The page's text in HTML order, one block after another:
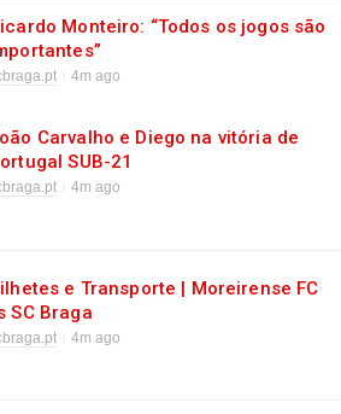
Monteiro: “Todos os jogos são
4m ago
Carvalho e Diego na vitória de
SUB-21
4m ago
e Transporte | Moreirense FC
SC Braga
4m ago